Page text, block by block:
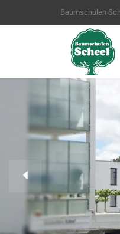
Baumschulen